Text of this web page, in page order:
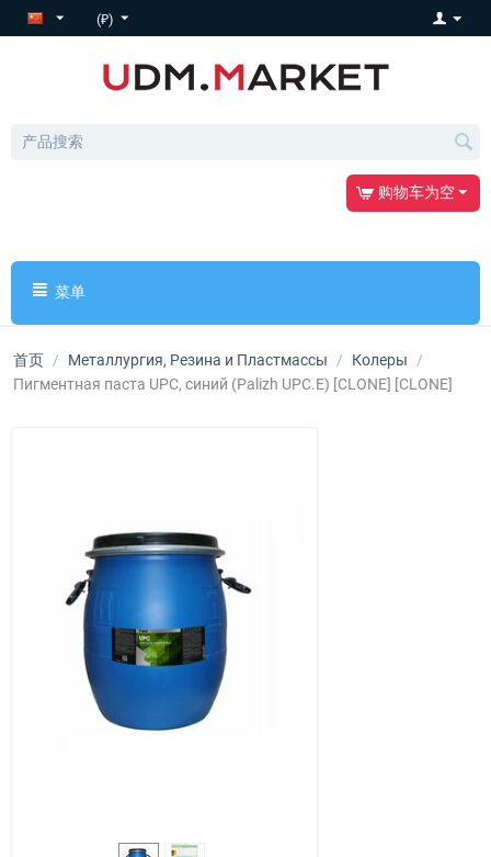
(₽)
购物车为空
菜单
首页 / Металлургия, Резина и Пластмассы / Колеры
/
Пигментная паста UPC, синий (Palizh UPC.E) [CLONE] [CLONE]